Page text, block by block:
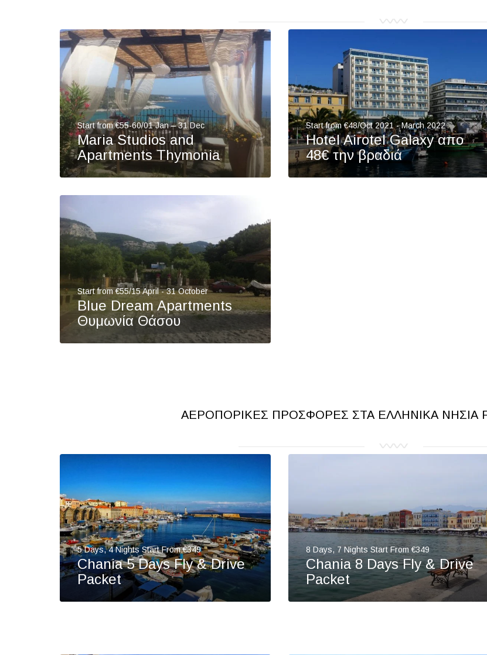
Start from €55-60/01 Jan – 31 Dec
Maria Studios and
Apartments Thymonia
Start from €48/Oct 2021 - March 2022
Hotel Airotel Galaxy απο
48€ την βραδιά
Start from €55/15 April - 31 October
Blue Dream Apartments
Θυμωνία Θάσου
ΑΕΡΟΠΟΡΙΚΈΣ ΠΡΟΣΦΟΡΈΣ ΣΤΑ ΕΛΛΗΝΙΚΆ ΝΗΣΙΆ
5 Days, 4 Nights Start From €349
Chania 5 Days Fly & Drive
Packet
8 Days, 7 Nights Start From €349
Chania 8 Days Fly & Drive
Packet